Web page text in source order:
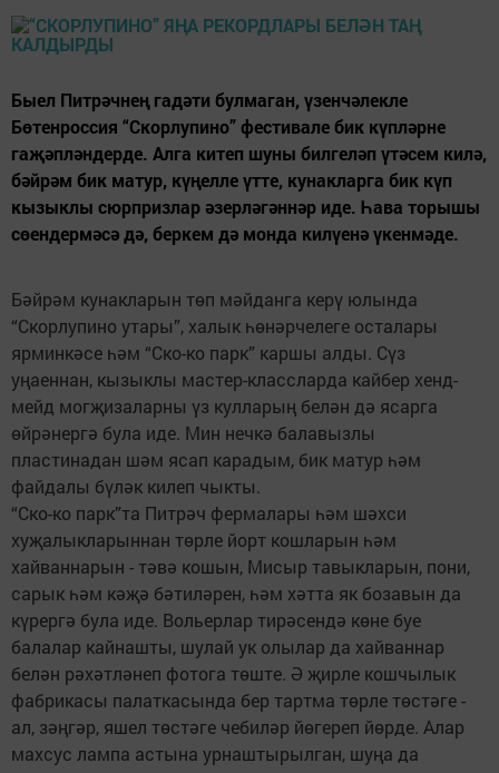
Быел Питрәчнең гадәти булмаган, үзенчәлекле
Бөтенроссия “Скорлупино” фестивале бик күпләрне
гаҗәпләндерде. Алга китеп шуны билгеләп үтәсем килә,
бәйрәм бик матур, күңелле үтте, кунакларга бик күп
кызыклы сюрпризлар әзерләгәннәр иде. Һава торышы
сөендермәсә дә, беркем дә монда килүенә үкенмәде.
Бәйрәм кунакларын төп мәйданга керү юлында
“Скорлупино утары”, халык һөнәрчелеге осталары
ярминкәсе һәм “Ско-ко парк” каршы алды. Сүз
уңаеннан, кызыклы мастер-классларда кайбер хенд-
мейд могҗизаларны үз кулларың белән дә ясарга
өйрәнергә була иде. Мин нечкә балавызлы
пластинадан шәм ясап карадым, бик матур һәм
файдалы бүләк килеп чыкты.
“Ско-ко парк”та Питрәч фермалары һәм шәхси
хуҗалыкларыннан төрле йорт кошларын һәм
хайваннарын - тәвә кошын, Мисыр тавыкларын, пони,
сарык һәм кәҗә бәтиләрен, һәм хәтта як бозавын да
күрергә була иде. Вольерлар тирәсендә көне буе
балалар кайнашты, шулай ук олылар да хайваннар
белән рәхәтләнеп фотога төште. Ә җирле кошчылык
фабрикасы палаткасында бер тартма төрле төстәге -
ал, зәңгәр, яшел төстәге чебиләр йөгереп йөрде. Алар
махсус лампа астына урнаштырылган, шуңа да